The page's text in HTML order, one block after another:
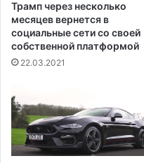
п
р
е
2
0
2
1
а
н
и
е
S
н
п
Трамп через несколько
месяцев вернется в
социальные сети со своей
собственной платформой
22.03.2021